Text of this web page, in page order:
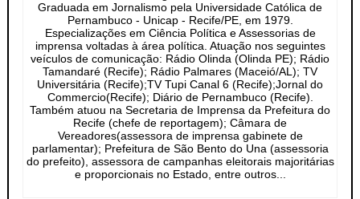
Graduada em Jornalismo pela Universidade Católica de
Pernambuco - Unicap - Recife/PE, em 1979.
Especializações em Ciência Política e Assessorias de
imprensa voltadas à área política. Atuação nos seguintes
veículos de comunicação: Rádio Olinda (Olinda PE); Rádio
Tamandaré (Recife); Rádio Palmares (Maceió/AL); TV
Universitária (Recife);TV Tupi Canal 6 (Recife);Jornal do
Commercio(Recife); Diário de Pernambuco (Recife).
Também atuou na Secretaria de Imprensa da Prefeitura do
Recife (chefe de reportagem); Câmara de
Vereadores(assessora de imprensa gabinete de
parlamentar); Prefeitura de São Bento do Una (assessoria
do prefeito), assessora de campanhas eleitorais majoritárias
e proporcionais no Estado, entre outros...